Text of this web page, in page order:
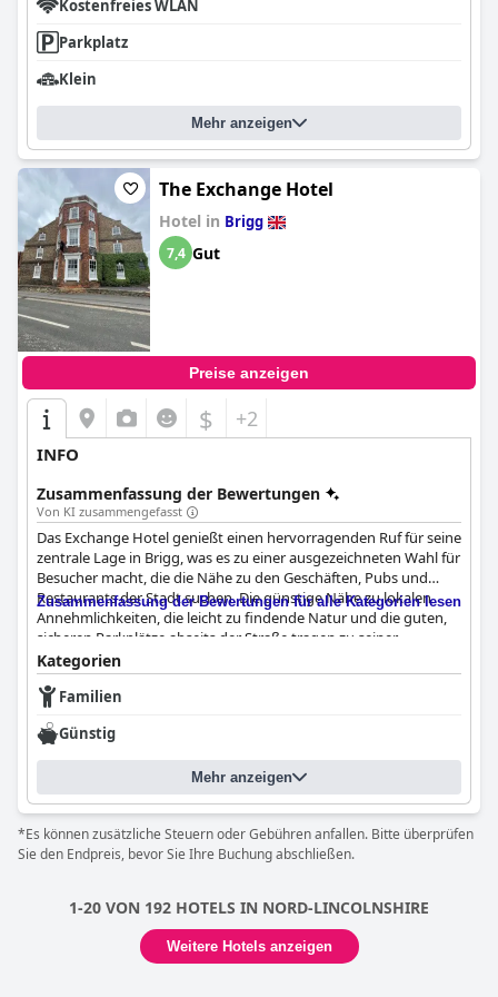
Kostenfreies WLAN
Parkplatz
Klein
Mehr anzeigen
The Exchange Hotel
Hotel in Brigg
7,4 Gut
Preise anzeigen
$ +2
INFO
Zusammenfassung der Bewertungen
Von KI zusammengefasst
Das Exchange Hotel genießt einen hervorragenden Ruf für seine
zentrale Lage in Brigg, was es zu einer ausgezeichneten Wahl für
Besucher macht, die die Nähe zu den Geschäften, Pubs und
Restaurants der Stadt suchen. Die günstige Nähe zu lokalen
Annehmlichkeiten, die leicht zu findende Natur und die guten,
sicheren Parkplätze abseits der Straße tragen zu seiner
Attraktivität bei, insbesondere für Familienbesuche und um die
lokale Szene zu genießen. Das Hotel zeichnet sich durch seine
Sauberkeit und das insgesamt gute Preis-Leistungs-Verhältnis
aus und dient als perfekter, zentral gelegener Ausgangspunkt
für alle Arten von Reisenden.
Die Gäste sind besonders beeindruckt von den modernen und
frisch renovierten Zimmern, die als stilvoll, sauber und
komfortabel beschrieben werden. Die Zimmer verfügen über
moderne Möbel, High-End-Fernseher, schnelles WLAN, USB-
Ladegeräte und gute Aufhängemöglichkeiten. Familienzimmer
Obwohl kleinere Probleme mit kleineren Zimmern, wie Lärm,
fehlende Spiegel, Stühle und Dachfenster ohne Jalousien,
erwähnt werden, überwiegen die Sauberkeit und die
zeitgemäße Atmosphäre, was das Hotel für die meisten
Zusammenfassung der Bewertungen für alle Kategorien lesen
Kategorien
Familien
Günstig
Mehr anzeigen
*Es können zusätzliche Steuern oder Gebühren anfallen. Bitte überprüfen
Sie den Endpreis, bevor Sie Ihre Buchung abschließen.
1-20 VON 192 HOTELS IN NORD-LINCOLNSHIRE
Weitere Hotels anzeigen